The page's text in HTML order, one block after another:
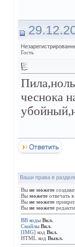
Гость
чеснока
Ваши права в
Вы не можете
Вы можете отвечать
Вы не можете
Вы не можете
BB коды Вкл.
Смайлы Вкл.
[IMG] код Вкл.
HTML код Выкл.